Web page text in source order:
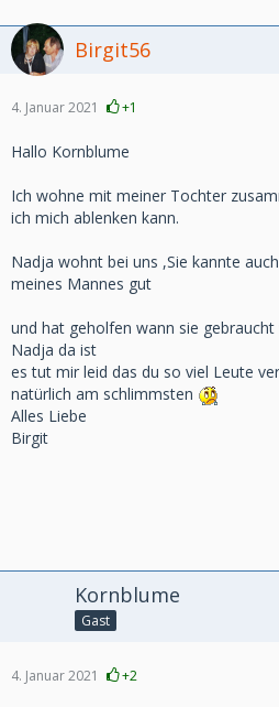
Birgit56
4. Januar 2021 +1
Hallo Kornblume
Ich wohne mit meiner Tochter
ich mich ablenken kann.
Nadja wohnt bei uns ,Sie kannte
meines Mannes gut
und hat geholfen wann sie
Nadja da ist
es tut mir leid das du so viel Leute
natürlich am schlimmsten
Alles Liebe
Birgit
Kornblume
Gast
4. Januar 2021 +2